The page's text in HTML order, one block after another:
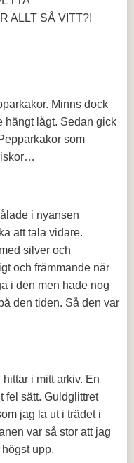
ALLT SÅ VITT?!
Minns dock
hängt lågt. Sedan gick
som
i nyansen
att tala vidare.
silver och
och främmande när
i den men hade nog
den tiden. Så den var
i mitt arkiv. En
fel sätt. Guldglittret
jag la ut i trädet i
var så stor att jag
upp.